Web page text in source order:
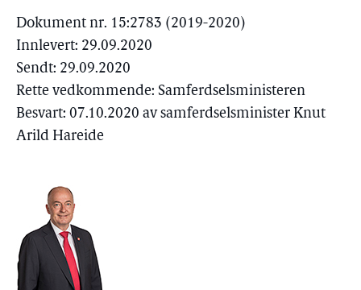
Dokument nr. 15:2783 (2019-2020)
Innlevert: 29.09.2020
Sendt: 29.09.2020
Rette vedkommende: Samferdselsministeren
Besvart: 07.10.2020 av samferdselsminister Knut
Arild Hareide